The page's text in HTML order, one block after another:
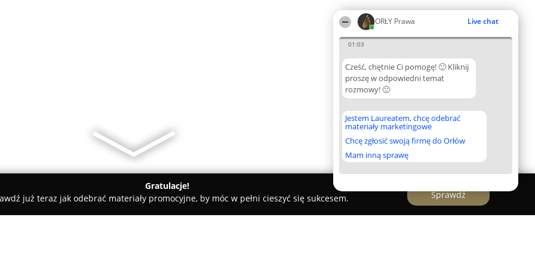
ORŁY Prawa Live chat
01:03
Cześć, chętnie Ci pomogę! 🙂 Kliknij
proszę w odpowiedni temat
rozmowy! 🙂
Jestem Laureatem, chcę odebrać
materiały marketingowe
Chcę zgłosić swoją firmę do Orłów
Mam inną sprawę
Gratulacje!
już teraz jak odebrać materiały promocyjne, by móc w pełni cieszyć się sukcesem.
Sprawdź